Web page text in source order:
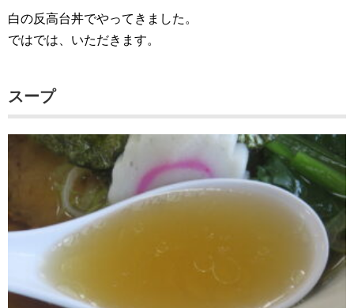
白の反高台丼でやってきました。
ではでは、いただきます。
スープ